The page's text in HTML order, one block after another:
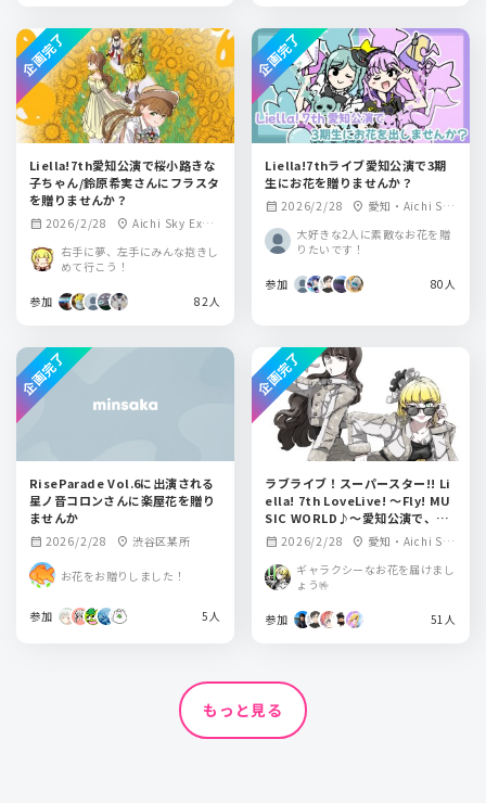
Liella!7th愛知公演で桜小路きな
子ちゃん/鈴原希実さんにフラスタ
を贈りませんか？
calendar_month 2026/2/28 location_on Aichi Sky Expo
場）ホールA
右手に夢、左手にみんな抱きし
めて行こう！
参加 82人
企画完了
Liella!7thライブ愛知公演で3期
生にお花を贈りませんか？
calendar_month 2026/2/28 location_on 愛知・Aichi Sky
展示場）ホールA
大好きな2人に素敵なお花を贈
りたいです！
参加 80人
企画完了
RiseParade Vol.6に出演される
星ノ音コロンさんに楽屋花を贈り
ませんか
calendar_month 2026/2/28 location_on 渋谷区某所
お花をお贈りしました！
参加 5人
企画完了
ラブライブ！スーパースター!! Li
ella! 7th LoveLive! ～Fly! MU
SIC WORLD♪～愛知公演で、平
安名すみれさん、ペイトン尚未さ
んにお花を送りませんか？
calendar_month 2026/2/28 location_on 愛知・Aichi Sky
Expo（愛知県国際
展示場）ホールA
ギャラクシーなお花を届けまし
ょう🤟
参加 51人
企画完了
もっと見る